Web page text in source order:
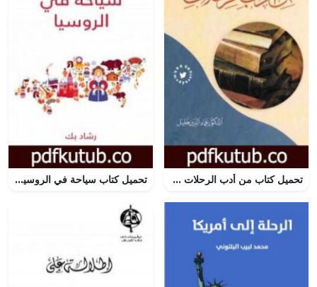
تحميل كتاب من أدب الرحلات PDF تأليف عماد الدين خليل مجانا [كامل] تحميل كتاب سياحة في الروسيا PDF تأليف رشاد بك مجانا [كامل]